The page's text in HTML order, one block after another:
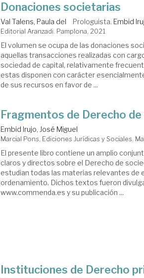
Donaciones societarias
Val Talens, Paula del Prologuista. Embid
Editorial Aranzadi. Pamplona, 2021
El volumen se ocupa de las donaciones
aquellas transacciones realizadas con
sociedad de capital, relativamente
estas disponen con carácter
de sus recursos en favor de ...
Fragmentos de Derecho
Embid Irujo, José Miguel
Marcial Pons, Ediciones Jurídicas y Sociales.
El presente libro contiene un amplio
claros y directos sobre el Derecho de
estudian todas las materias relevantes
ordenamiento. Dichos textos fueron
www.commenda.es y su publicación ...
Instituciones de Derecho